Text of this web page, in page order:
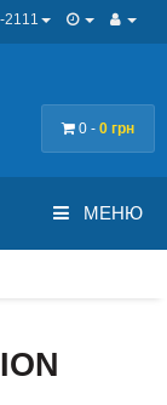
0 - 0 грн
МЕНЮ